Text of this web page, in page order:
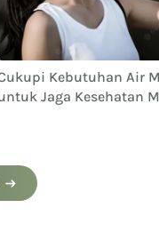
Kebutuhan Air
Jaga Kesehatan